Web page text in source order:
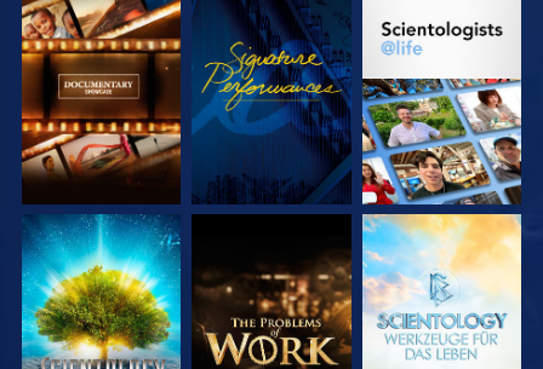
SERIE
ENTDECKEN
ANSEHEN
SERIE
SERIE
ENTDECKEN
SERIE
ENTDECKEN
SERIE
ENTDECKEN